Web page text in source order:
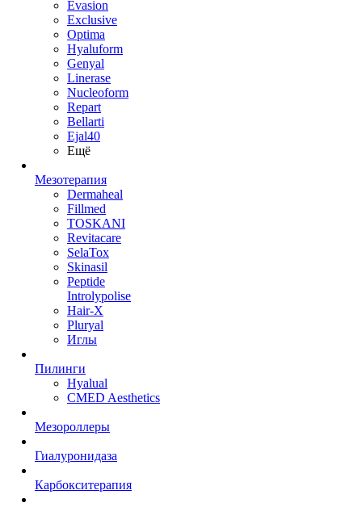
Evasion
Exclusive
Optima
Hyaluform
Genyal
Linerase
Nucleoform
Repart
Bellarti
Ejal40
Ещё
Мезотерапия
Dermaheal
Fillmed
TOSKANI
Revitacare
SelaTox
Skinasil
Peptide
Introlypolise
Hair-X
Pluryal
Иглы
Пилинги
Hyalual
CMED Aesthetics
Мезороллеры
Гиалуронидаза
Карбокситерапия